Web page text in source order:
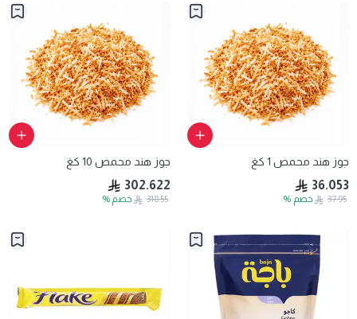
جوز هند محمص 1 كغ
36.053
37.95 خصم %
جوز هند محمص 10 كغ
302.622
318.55 خصم %